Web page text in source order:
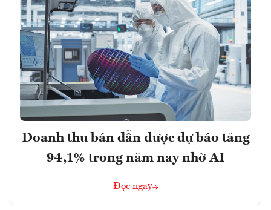
Doanh thu bán dẫn được dự báo tăng
94,1% trong năm nay nhờ AI
Đọc ngay